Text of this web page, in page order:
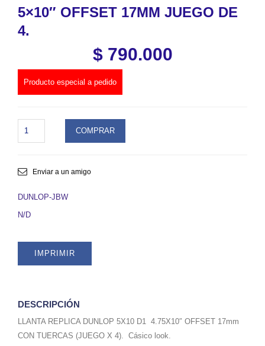
5×10″ OFFSET 17MM JUEGO DE
4.
$790.000
Producto especial a pedido
DUNLOP
5x10"
17mm
DE
SKU
DUNLOP
quantity
COMPRAR
Enviar a un amigo
DUNLOP-JBW
N/D
IMPRIMIR
DESCRIPCIÓN
LLANTA REPLICA DUNLOP 5X10 D1 4.75X10″ OFFSET 17mm
CON TUERCAS (JUEGO X 4). Cásico look.